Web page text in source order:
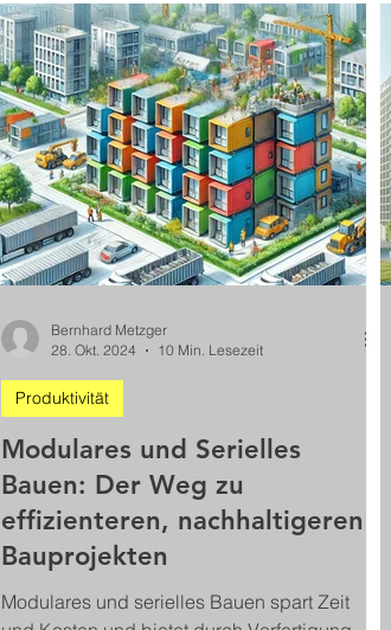
und wird die Qualität messbar gesteigert –
bei gleichzeitiger Flexibilität für
unterschiedliche Nutzungskonzepte.
Modulares und Serielles
Bauen: Der Weg zu
effizienteren, nachhaltigeren
Bauprojekten
Modulares und serielles Bauen spart Zeit
Produktivität
Bernhard Metzger
28. Okt. 2024
10 Min. Lesezeit